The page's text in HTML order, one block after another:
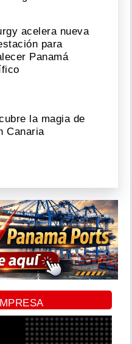
acelera nueva
para
Panamá
la magia de
Canaria